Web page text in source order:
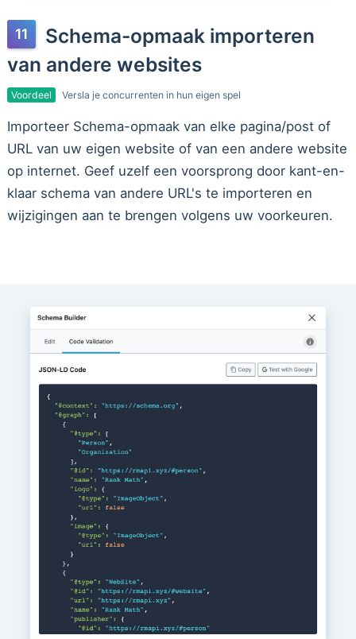
Schema-opmaak importeren
van andere websites
Voordeel Versla je concurrenten in hun eigen spel
Importeer Schema-opmaak van elke pagina/post of
URL van uw eigen website of van een andere website
op internet. Geef uzelf een voorsprong door kant-en-
klaar schema van andere URL's te importeren en
wijzigingen aan te brengen volgens uw voorkeuren.